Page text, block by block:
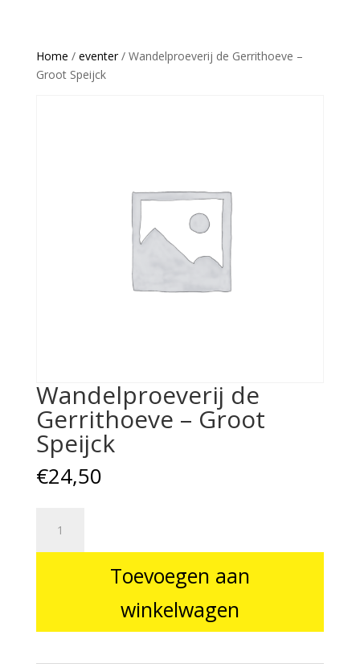
Home / eventer/ Wandelproeverij de Gerrithoeve –
Groot Speijck
Wandelproeverij de
Gerrithoeve – Groot
Speijck
€24,50
Gerrithoeve
Toevoegen aan
winkelwagen